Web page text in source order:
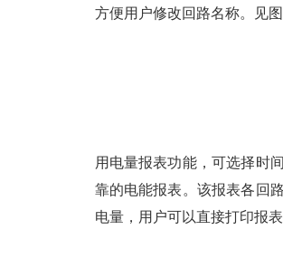
方便用户修改回路名称。见图
用电量报表功能，可选择时
靠的电能报表。该报表各回
电量，用户可以直接打印报